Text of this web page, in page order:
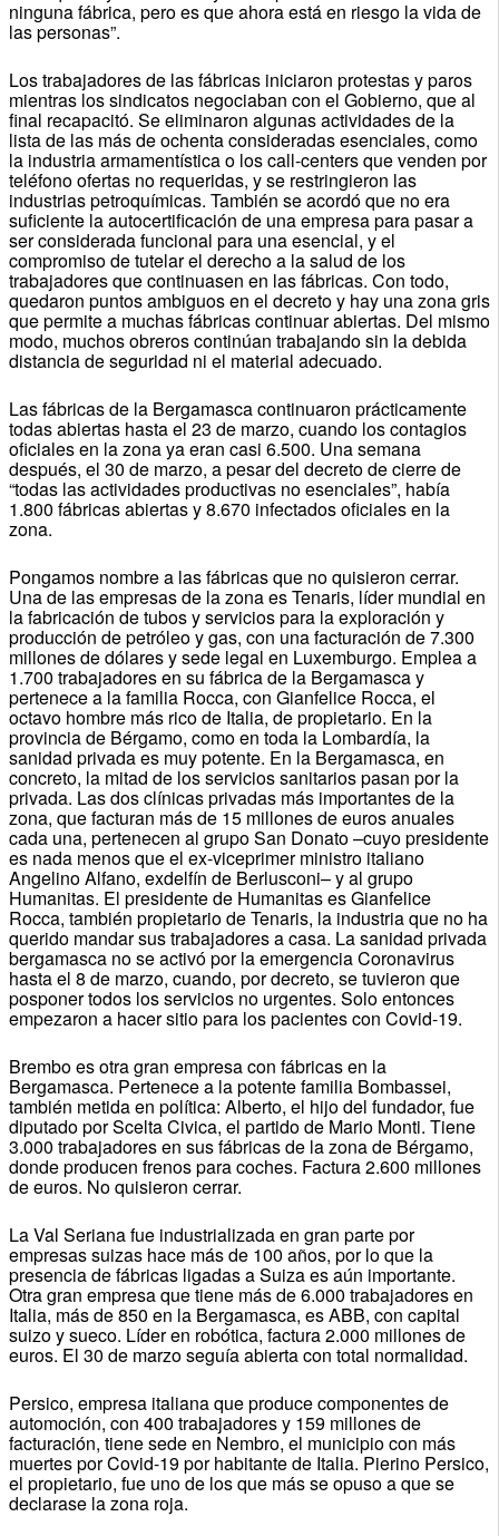
ninguna fábrica, pero es que ahora está en riesgo la vida de
las personas”.
Los trabajadores de las fábricas iniciaron protestas y paros
mientras los sindicatos negociaban con el Gobierno, que al
final recapacitó. Se eliminaron algunas actividades de la
lista de las más de ochenta consideradas esenciales, como
la industria armamentística o los call-centers que venden por
teléfono ofertas no requeridas, y se restringieron las
industrias petroquímicas. También se acordó que no era
suficiente la autocertificación de una empresa para pasar a
ser considerada funcional para una esencial, y el
compromiso de tutelar el derecho a la salud de los
trabajadores que continuasen en las fábricas. Con todo,
quedaron puntos ambiguos en el decreto y hay una zona gris
que permite a muchas fábricas continuar abiertas. Del mismo
modo, muchos obreros continúan trabajando sin la debida
distancia de seguridad ni el material adecuado.
Las fábricas de la Bergamasca continuaron prácticamente
todas abiertas hasta el 23 de marzo, cuando los contagios
oficiales en la zona ya eran casi 6.500. Una semana
después, el 30 de marzo, a pesar del decreto de cierre de
“todas las actividades productivas no esenciales”, había
1.800 fábricas abiertas y 8.670 infectados oficiales en la
zona.
Pongamos nombre a las fábricas que no quisieron cerrar.
Una de las empresas de la zona es Tenaris, líder mundial en
la fabricación de tubos y servicios para la exploración y
producción de petróleo y gas, con una facturación de 7.300
millones de dólares y sede legal en Luxemburgo. Emplea a
1.700 trabajadores en su fábrica de la Bergamasca y
pertenece a la familia Rocca, con Gianfelice Rocca, el
octavo hombre más rico de Italia, de propietario. En la
provincia de Bérgamo, como en toda la Lombardía, la
sanidad privada es muy potente. En la Bergamasca, en
concreto, la mitad de los servicios sanitarios pasan por la
privada. Las dos clínicas privadas más importantes de la
zona, que facturan más de 15 millones de euros anuales
cada una, pertenecen al grupo San Donato –cuyo presidente
es nada menos que el ex-viceprimer ministro italiano
Angelino Alfano, exdelfín de Berlusconi– y al grupo
Humanitas. El presidente de Humanitas es Gianfelice
Rocca, también propietario de Tenaris, la industria que no ha
querido mandar sus trabajadores a casa. La sanidad privada
bergamasca no se activó por la emergencia Coronavirus
hasta el 8 de marzo, cuando, por decreto, se tuvieron que
posponer todos los servicios no urgentes. Solo entonces
empezaron a hacer sitio para los pacientes con Covid-19.
Brembo es otra gran empresa con fábricas en la
Bergamasca. Pertenece a la potente familia Bombassei,
también metida en política: Alberto, el hijo del fundador, fue
diputado por Scelta Civica, el partido de Mario Monti. Tiene
3.000 trabajadores en sus fábricas de la zona de Bérgamo,
donde producen frenos para coches. Factura 2.600 millones
de euros. No quisieron cerrar.
La Val Seriana fue industrializada en gran parte por
empresas suizas hace más de 100 años, por lo que la
presencia de fábricas ligadas a Suiza es aún importante.
Otra gran empresa que tiene más de 6.000 trabajadores en
Italia, más de 850 en la Bergamasca, es ABB, con capital
suizo y sueco. Líder en robótica, factura 2.000 millones de
euros. El 30 de marzo seguía abierta con total normalidad.
Persico, empresa italiana que produce componentes de
automoción, con 400 trabajadores y 159 millones de
facturación, tiene sede en Nembro, el municipio con más
muertes por Covid-19 por habitante de Italia. Pierino Persico,
el propietario, fue uno de los que más se opuso a que se
declarase la zona roja.